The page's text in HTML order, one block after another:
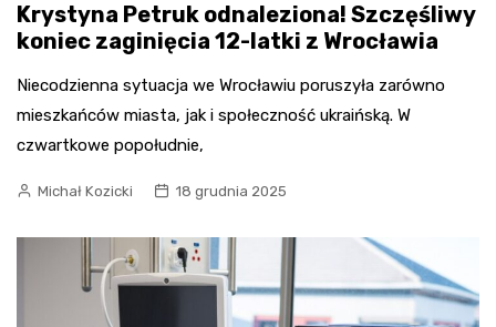
Krystyna Petruk odnaleziona! Szczęśliwy
koniec zaginięcia 12-latki z Wrocławia
Niecodzienna sytuacja we Wrocławiu poruszyła zarówno
mieszkańców miasta, jak i społeczność ukraińską. W
czwartkowe popołudnie,
Michał Kozicki 18 grudnia 2025